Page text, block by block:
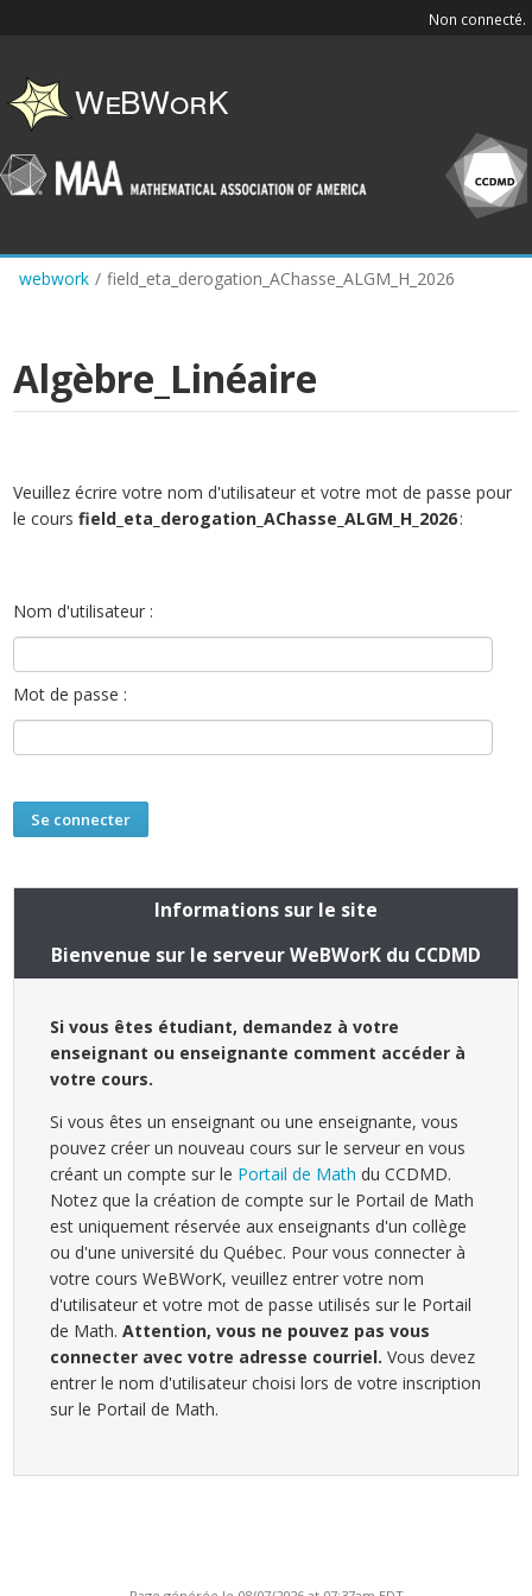
content
Non connecté.
webwork / field_eta_derogation_AChasse_ALGM_H_2026
Algèbre_Linéaire
Veuillez écrire votre nom d'utilisateur et votre mot de passe pour
le coursfield_eta_derogation_AChasse_ALGM_H_2026:
Nom d'utilisateur :
Mot de passe :
Informations sur le site
Bienvenue sur le serveur WeBWorK du CCDMD
Si vous êtes étudiant, demandez à votre
enseignant ou enseignante comment accéder à
votre cours.
Si vous êtes un enseignant ou une enseignante, vous
pouvez créer un nouveau cours sur le serveur en vous
créant un compte sur le Portail de Math du CCDMD.
Notez que la création de compte sur le Portail de Math
est uniquement réservée aux enseignants d'un collège
ou d'une université du Québec. Pour vous connecter à
votre cours WeBWorK, veuillez entrer votre nom
d'utilisateur et votre mot de passe utilisés sur le Portail
de Math.Attention, vous ne pouvez pas vous
connecter avec votre adresse courriel. Vous devez
entrer le nom d'utilisateur choisi lors de votre inscription
sur le Portail de Math.